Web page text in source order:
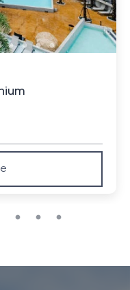
позволяет легко
до близлежащего
магазинов и
в 5–10 минутах
центров
и Robinson, а также
школ
минут езды на
и Лаян